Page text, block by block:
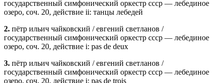
государственный симфонический оркестр ссср — лебединое
озеро, соч. 20, действие ii: танцы лебедей
2. пётр ильич чайковский / евгений светланов /
государственный симфонический оркестр ссср — лебединое
озеро, соч. 20, действие i: pas de deux
3. пётр ильич чайковский / евгений светланов /
государственный симфонический оркестр ссср — лебединое
озеро, соч. 20, действие i: pas de trois